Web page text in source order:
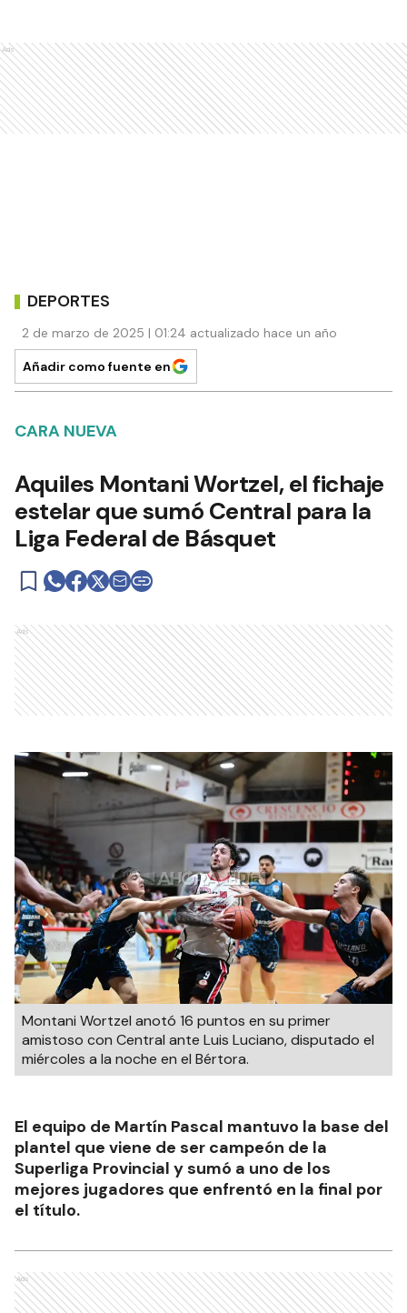
Ads
DEPORTES
2 de marzo de 2025 | 01:24 actualizado hace un año
Añadir como fuente en
CARA NUEVA
Aquiles Montani Wortzel, el fichaje
estelar que sumó Central para la
Liga Federal de Básquet
Ads
Montani Wortzel anotó 16 puntos en su primer
amistoso con Central ante Luis Luciano, disputado el
miércoles a la noche en el Bértora.
El equipo de Martín Pascal mantuvo la base del
plantel que viene de ser campeón de la
Superliga Provincial y sumó a uno de los
mejores jugadores que enfrentó en la final por
el título.
Ads